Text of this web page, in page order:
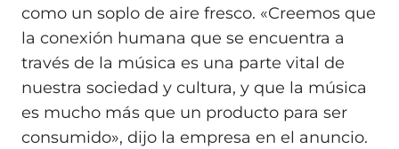
como un soplo de aire fresco. «Creemos que
la conexión humana que se encuentra a
través de la música es una parte vital de
nuestra sociedad y cultura, y que la música
es mucho más que un producto para ser
consumido», dijo la empresa en el anuncio.